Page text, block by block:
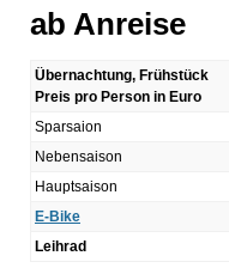
ab Anreise
Übernachtung, Frühstück
Preis pro Person in Euro
Sparsaion
Nebensaison
Hauptsaison
E-Bike
Leihrad